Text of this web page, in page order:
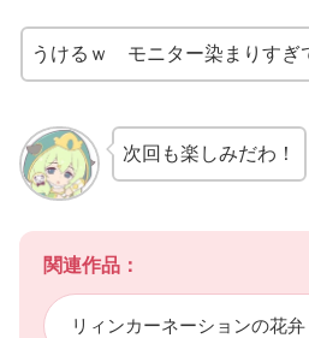
うけるｗ モニター染まりすぎ
次回も楽しみだわ！
関連作品：
リィンカーネーションの花弁